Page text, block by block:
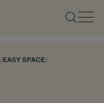
/EASY SPACE/